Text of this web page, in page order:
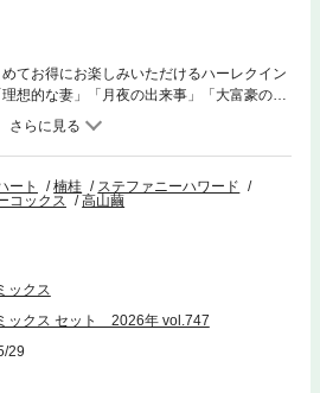
てお得にお楽しみいただけるハーレクイン
想的な妻」「月夜の出来事」「大富豪の誘
をまとめて収録。
ート 楠桂
ステファニーハワード
コックス
高山繭
ックス
ックス セット 2026年 vol.747
29